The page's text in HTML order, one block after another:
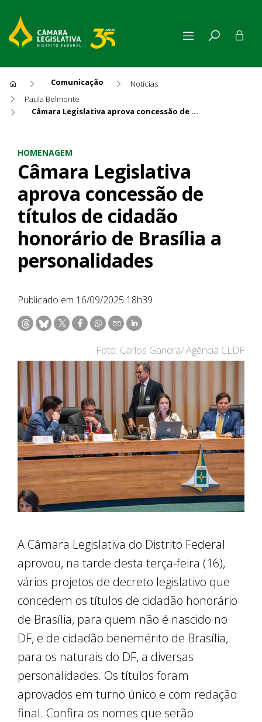
Comunicação
Notícias
Paula Belmonte
Câmara Legislativa aprova concessão de títulos de cidadão honorário de Brasília a personalidades
HOMENAGEM
Câmara Legislativa
aprova concessão de
títulos de cidadão
honorário de Brasília a
personalidades
Publicado em 16/09/2025 18h39
Foto: Carlos Gandra/ Agência CLDF
A Câmara Legislativa do Distrito Federal
aprovou, na tarde desta terça-feira (16),
vários projetos de decreto legislativo que
concedem os títulos de cidadão honorário
de Brasília, para quem não é nascido no
DF, e de cidadão benemérito de Brasília,
para os naturais do DF, a diversas
personalidades. Os títulos foram
aprovados em turno único e com redação
final. Confira os nomes que serão